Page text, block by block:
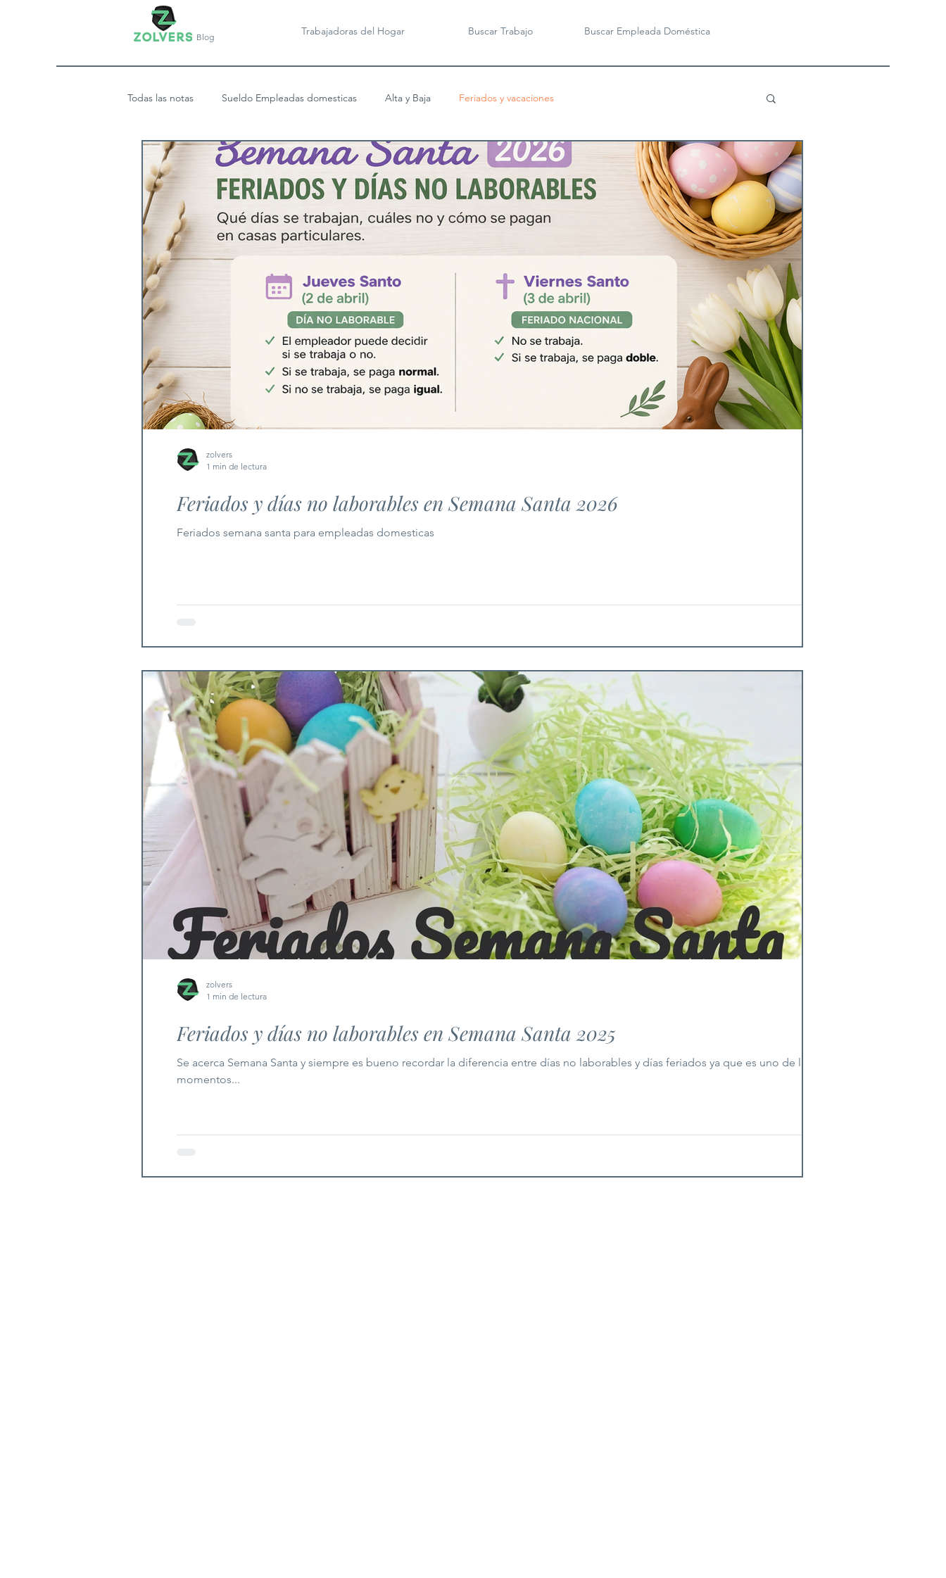
Blog Trabajadoras del Hogar Buscar Trabajo Buscar Empleada Doméstica
Todas las notas Sueldo Empleadas domesticas Alta y Baja Feriados y vacaciones
Obra Social de Empleadas Domésticas Licencias Beneficios Empleadas Domesticas
Feriados y días no laborables en Semana Santa 2026
Feriados semana santa para empleadas domesticas
zolvers
1 min de lectura
Feriados y días no laborables en Semana Santa 2025
Se acerca Semana Santa y siempre es bueno recordar la diferencia entre días no laborables y días feriados ya que es uno de los
momentos...
zolvers
1 min de lectura